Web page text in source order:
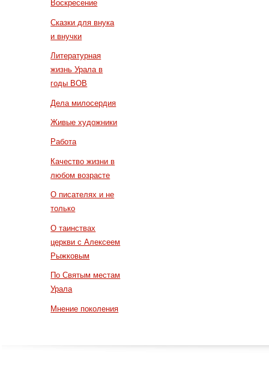
Воскресение
Сказки для внука
и внучки
Литературная
жизнь Урала в
годы ВОВ
Дела милосердия
Живые художники
Работа
Качество жизни в
любом возрасте
О писателях и не
только
О таинствах
церкви с Алексеем
Рыжковым
По Святым местам
Урала
Мнение поколения